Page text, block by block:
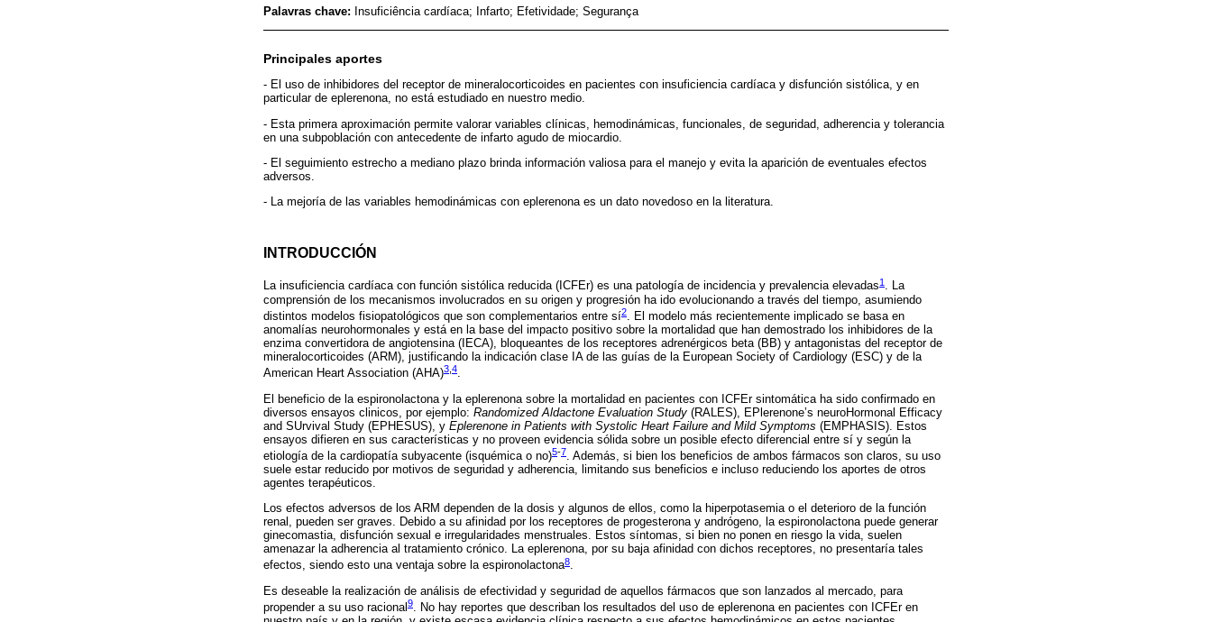
Palavras chave: Insuficiência cardíaca; Infarto; Efetividade; Segurança
Principales aportes
- El uso de inhibidores del receptor de mineralocorticoides en pacientes con insuficiencia cardíaca y disfunción sistólica, y en
particular de eplerenona, no está estudiado en nuestro medio.
- Esta primera aproximación permite valorar variables clínicas, hemodinámicas, funcionales, de seguridad, adherencia y tolerancia
en una subpoblación con antecedente de infarto agudo de miocardio.
- El seguimiento estrecho a mediano plazo brinda información valiosa para el manejo y evita la aparición de eventuales efectos
adversos.
- La mejoría de las variables hemodinámicas con eplerenona es un dato novedoso en la literatura.
INTRODUCCIÓN
La insuficiencia cardíaca con función sistólica reducida (ICFEr) es una patología de incidencia y prevalencia elevadas1 . La
comprensión de los mecanismos involucrados en su origen y progresión ha ido evolucionando a través del tiempo, asumiendo
distintos modelos fisiopatológicos que son complementarios entre sí2. El modelo más recientemente implicado se basa en
anomalías neurohormonales y está en la base del impacto positivo sobre la mortalidad que han demostrado los inhibidores de la
enzima convertidora de angiotensina (IECA), bloqueantes de los receptores adrenérgicos beta (BB) y antagonistas del receptor de
mineralocorticoides (ARM), justificando la indicación clase IA de las guías de la European Society of Cardiology (ESC) y de la
American Heart Association (AHA)3 4.
El beneficio de la espironolactona y la eplerenona sobre la mortalidad en pacientes con ICFEr sintomática ha sido confirmado en
diversos ensayos clinicos, por ejemplo: Randomized Aldactone Evaluation Study (RALES), EPlerenone’s neuroHormonal Efficacy
and SUrvival Study (EPHESUS), y Eplerenone in Patients with Systolic Heart Failure and Mild Symptoms (EMPHASIS). Estos
ensayos difieren en sus características y no proveen evidencia sólida sobre un posible efecto diferencial entre sí y según la
etiología de la cardiopatía subyacente (isquémica o no)5-7. Además, si bien los beneficios de ambos fármacos son claros, su uso
suele estar reducido por motivos de seguridad y adherencia, limitando sus beneficios e incluso reduciendo los aportes de otros
agentes terapéuticos.
Los efectos adversos de los ARM dependen de la dosis y algunos de ellos, como la hiperpotasemia o el deterioro de la función
renal, pueden ser graves. Debido a su afinidad por los receptores de progesterona y andrógeno, la espironolactona puede generar
ginecomastia, disfunción sexual e irregularidades menstruales. Estos síntomas, si bien no ponen en riesgo la vida, suelen
amenazar la adherencia al tratamiento crónico. La eplerenona, por su baja afinidad con dichos receptores, no presentaría tales
efectos, siendo esto una ventaja sobre la espironolactona8.
Es deseable la realización de análisis de efectividad y seguridad de aquellos fármacos que son lanzados al mercado, para
propender a su uso racional9. No hay reportes que describan los resultados del uso de eplerenona en pacientes con ICFEr en